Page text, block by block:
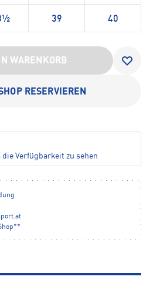
39 40
WARENKORB
RESERVIEREN
die Verfügbarkeit zu sehen